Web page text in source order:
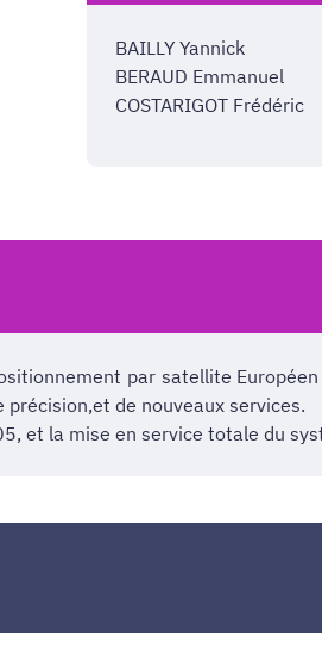
BAILLY Yannick
BERAUD Emmanuel
COSTARIGOT Frédéric
par satellite Européen
de nouveaux services.
et la mise en service totale du